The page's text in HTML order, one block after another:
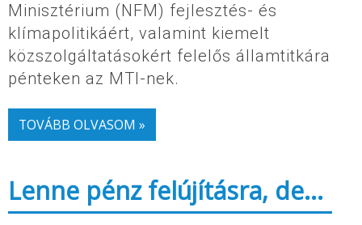
Minisztérium (NFM) fejlesztés- és
klímapolitikáért, valamint kiemelt
közszolgáltatásokért felelős államtitkára
pénteken az MTI-nek.
TOVÁBB OLVASOM »
Lenne pénz felújításra, de…